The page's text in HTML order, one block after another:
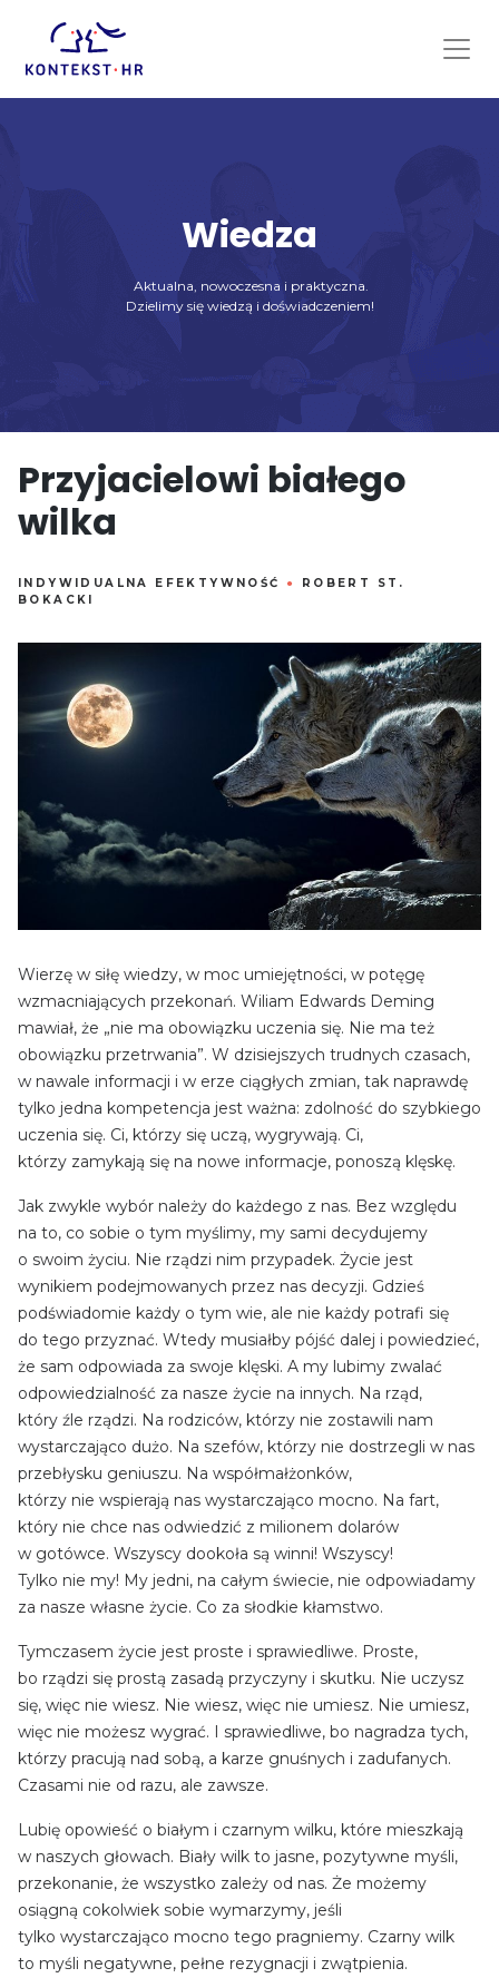
content
Wiedza
Aktualna, nowoczesna i praktyczna.
Dzielimy się wiedzą i doświadczeniem!
Przyjacielowi białego
wilka
INDYWIDUALNA EFEKTYWNOŚĆ ●
ROBERT ST.
BOKACKI
Wierzę w siłę wiedzy, w moc umiejętności, w potęgę
wzmacniających przekonań. Wiliam Edwards Deming
mawiał, że „nie ma obowiązku uczenia się. Nie ma też
obowiązku przetrwania”. W dzisiejszych trudnych czasach,
w nawale informacji i w erze ciągłych zmian, tak naprawdę
tylko jedna kompetencja jest ważna: zdolność do szybkiego
uczenia się. Ci, którzy się uczą, wygrywają. Ci,
którzy zamykają się na nowe informacje, ponoszą klęskę.
Jak zwykle wybór należy do każdego z nas. Bez względu
na to, co sobie o tym myślimy, my sami decydujemy
o swoim życiu. Nie rządzi nim przypadek. Życie jest
wynikiem podejmowanych przez nas decyzji. Gdzieś
podświadomie każdy o tym wie, ale nie każdy potrafi się
do tego przyznać. Wtedy musiałby pójść dalej i powiedzieć,
że sam odpowiada za swoje klęski. A my lubimy zwalać
odpowiedzialność za nasze życie na innych. Na rząd,
który źle rządzi. Na rodziców, którzy nie zostawili nam
wystarczająco dużo. Na szefów, którzy nie dostrzegli w nas
przebłysku geniuszu. Na współmałżonków,
którzy nie wspierają nas wystarczająco mocno. Na fart,
który nie chce nas odwiedzić z milionem dolarów
w gotówce. Wszyscy dookoła są winni! Wszyscy!
Tylko nie my! My jedni, na całym świecie, nie odpowiadamy
za nasze własne życie. Co za słodkie kłamstwo.
Tymczasem życie jest proste i sprawiedliwe. Proste,
bo rządzi się prostą zasadą przyczyny i skutku. Nie uczysz
się, więc nie wiesz. Nie wiesz, więc nie umiesz. Nie umiesz,
więc nie możesz wygrać. I sprawiedliwe, bo nagradza tych,
którzy pracują nad sobą, a karze gnuśnych i zadufanych.
Czasami nie od razu, ale zawsze.
Lubię opowieść o białym i czarnym wilku, które mieszkają
w naszych głowach. Biały wilk to jasne, pozytywne myśli,
przekonanie, że wszystko zależy od nas. Że możemy
osiągną cokolwiek sobie wymarzymy, jeśli
tylko wystarczająco mocno tego pragniemy. Czarny wilk
to myśli negatywne, pełne rezygnacji i zwątpienia.